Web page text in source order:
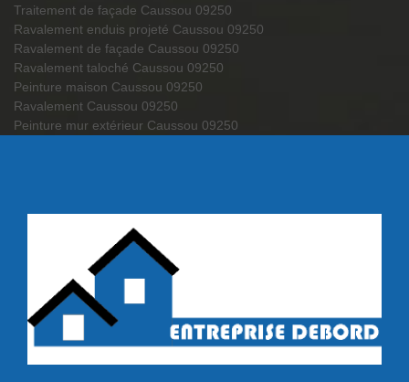
Traitement de façade Caussou 09250
Ravalement enduis projeté Caussou 09250
Ravalement de façade Caussou 09250
Ravalement taloché Caussou 09250
Peinture maison Caussou 09250
Ravalement Caussou 09250
Peinture mur extérieur Caussou 09250